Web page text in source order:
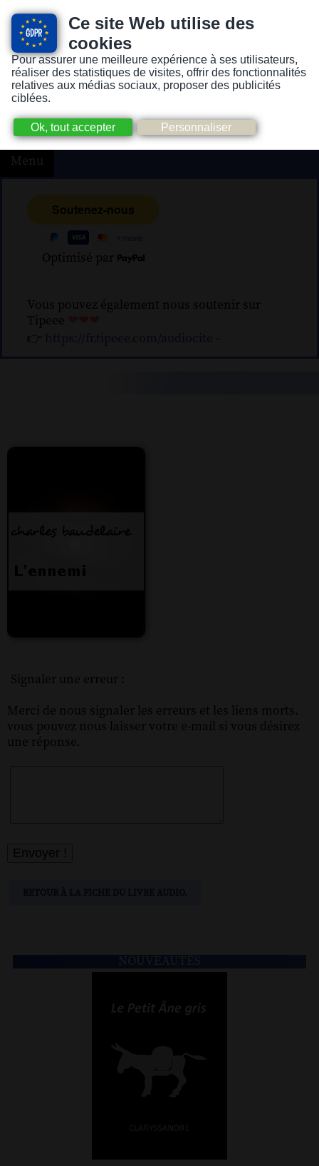
Ce site Web utilise des
cookies
Pour assurer une meilleure expérience à ses utilisateurs,
réaliser des statistiques de visites, offrir des fonctionnalités
relatives aux médias sociaux, proposer des publicités
ciblées.
Version pour personnes mal-voyantes ou non-voyantes
Menu
Optimisé par
Vous pouvez également nous soutenir sur
Tipeee
👉
-
Signaler une erreur :
Merci de nous signaler les erreurs et les liens morts.
vous pouvez nous laisser votre e-mail si vous désirez
une réponse.